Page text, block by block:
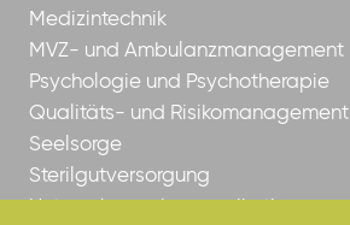
Medizintechnik
MVZ- und Ambulanzmanagement
Psychologie und Psychotherapie
Qualitäts- und Risikomanagement
Seelsorge
Sterilgutversorgung